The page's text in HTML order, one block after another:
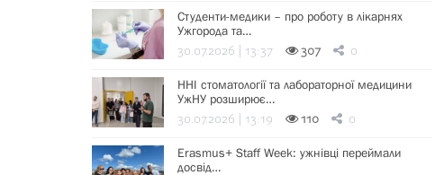
Студенти-медики – про роботу в лікарнях
Ужгорода та…
30.07.2026 | 13:37 307 0
ННІ стоматології та лабораторної медицини
УжНУ розширює…
30.07.2026 | 13:19 110 0
Erasmus+ Staff Week: ужнівці переймали
досвід…